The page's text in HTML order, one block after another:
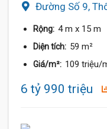
Đường Số 9,
Rộng: 4 m x 15 m
Diện tích: 59 m²
Giá/m²: 109 triệu/
6 tỷ 990 triệu